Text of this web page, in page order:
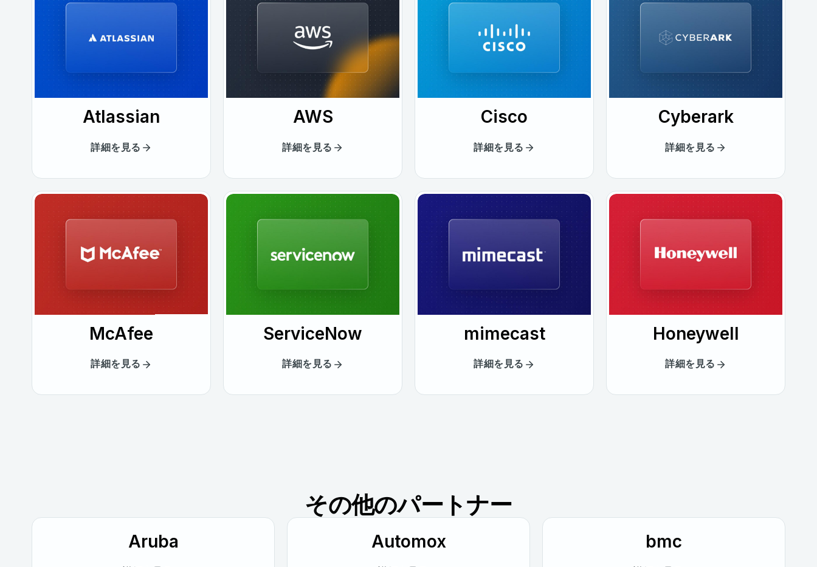
Atlassian
詳細を見る
AWS
詳細を見る
Cisco
詳細を見る
Cyberark
詳細を見る
McAfee
詳細を見る
ServiceNow
詳細を見る
mimecast
詳細を見る
Honeywell
詳細を見る
その他のパートナー
Aruba Automox bmc